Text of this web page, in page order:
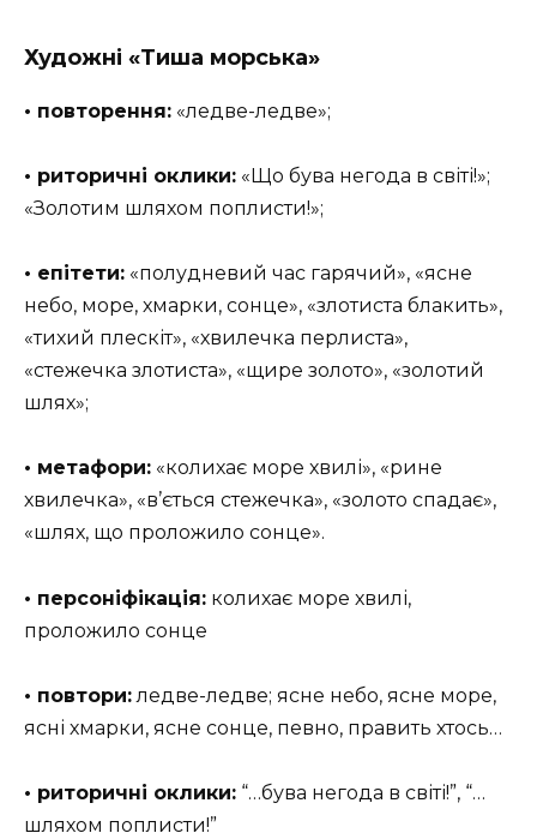
Художні «Тиша морська»
• повторення: «ледве-ледве»;
• риторичні оклики: «Що бува негода в світі!»;
«Золотим шляхом поплисти!»;
• епітети: «полудневий час гарячий», «ясне
небо, море, хмарки, сонце», «злотиста блакить»,
«тихий плескіт», «хвилечка перлиста»,
«стежечка злотиста», «щире золото», «золотий
шлях»;
• метафори: «колихає море хвилі», «рине
хвилечка», «в’ється стежечка», «золото спадає»,
«шлях, що проложило сонце».
• персоніфікація: колихає море хвилі,
проложило сонце
• повтори: ледве-ледве; ясне небо, ясне море,
ясні хмарки, ясне сонце, певно, править хтось…
• риторичні оклики: “…бува негода в світі!”, “…
шляхом поплисти!”